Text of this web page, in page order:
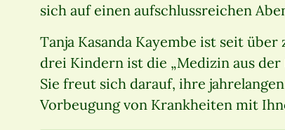
sich auf einen aufschlussreichen
Tanja Kasanda Kayembe ist seit
drei Kindern ist die „Medizin aus
Sie freut sich darauf, ihre
Vorbeugung von Krankheiten mit